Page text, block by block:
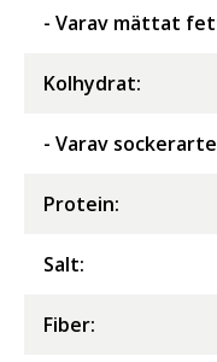
- Varav mättat
Kolhydrat:
- Varav
Protein:
Salt:
Fiber: